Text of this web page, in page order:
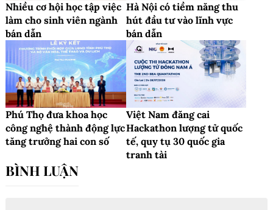
Nhiều cơ hội học tập việc
làm cho sinh viên ngành
bán dẫn
Hà Nội có tiềm năng thu
hút đầu tư vào lĩnh vực
bán dẫn
Phú Thọ đưa khoa học
công nghệ thành động lực
tăng trưởng hai con số
Việt Nam đăng cai
Hackathon lượng tử quốc
tế, quy tụ 30 quốc gia
tranh tài